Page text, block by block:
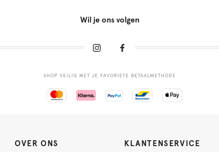
Wil je ons volgen
SHOP VEILIG MET JE FAVORIETE BETAALMETHODE
OVER ONS KLANTENSERVICE